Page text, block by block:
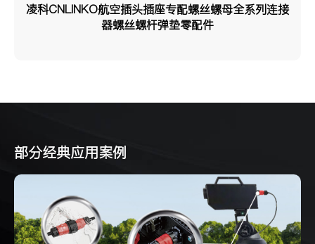
凌科CNLINKO航空插头插座专配螺丝螺母全系列连接
器螺丝螺杆弹垫零配件
部分经典应用案例